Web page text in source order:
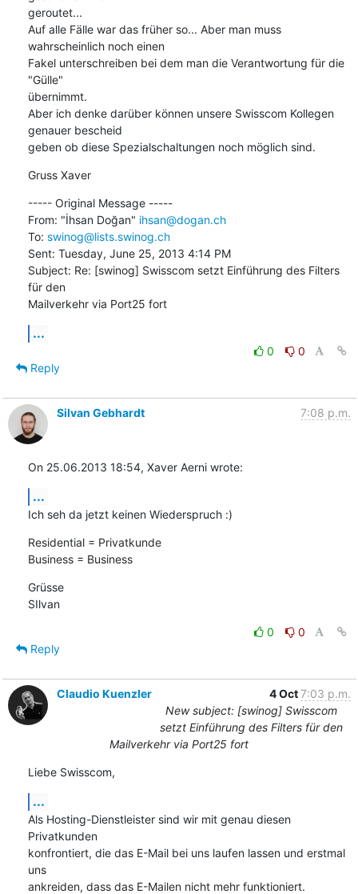
geroutet...
Auf alle Fälle war das früher so... Aber man muss
wahrscheinlich noch einen
Fakel unterschreiben bei dem man die Verantwortung für die
"Gülle"
übernimmt.
Aber ich denke darüber können unsere Swisscom Kollegen
genauer bescheid
geben ob diese Spezialschaltungen noch möglich sind.
Gruss Xaver
----- Original Message -----
From: "İhsan Doğan" ihsan@dogan.ch
To: swinog@lists.swinog.ch
Sent: Tuesday, June 25, 2013 4:14 PM
Subject: Re: [swinog] Swisscom setzt Einführung des Filters
für den
Mailverkehr via Port25 fort
...
0
0
Reply
Silvan Gebhardt 7:08 p.m.
On 25.06.2013 18:54, Xaver Aerni wrote:
...
Ich seh da jetzt keinen Wiederspruch :)
Residential = Privatkunde
Business = Business
Grüsse
SIlvan
0
0
Reply
Claudio Kuenzler 4 Oct7:03 p.m.
New subject: [swinog] Swisscom
setzt Einführung des Filters für den
Mailverkehr via Port25 fort
Liebe Swisscom,
...
Als Hosting-Dienstleister sind wir mit genau diesen
Privatkunden
konfrontiert, die das E-Mail bei uns laufen lassen und erstmal
uns
ankreiden, dass das E-Mailen nicht mehr funktioniert.